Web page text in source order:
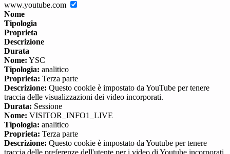
www.youtube.com
Nome
Tipologia
Proprieta
Descrizione
Durata
Nome: YSC
Tipologia: analitico
Proprieta: Terza parte
Descrizione: Questo cookie è impostato da YouTube per tenere
traccia delle visualizzazioni dei video incorporati.
Durata: Sessione
Nome: VISITOR_INFO1_LIVE
Tipologia: analitico
Proprieta: Terza parte
Descrizione: Questo cookie è impostato da Youtube per tenere